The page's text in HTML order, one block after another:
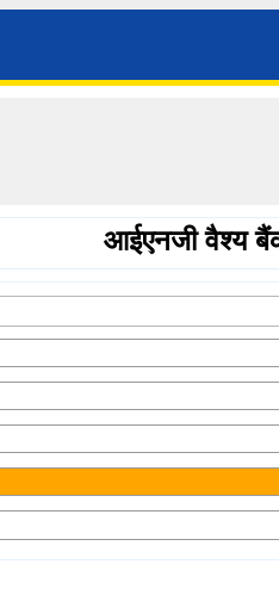
आईएनजी वैश्य